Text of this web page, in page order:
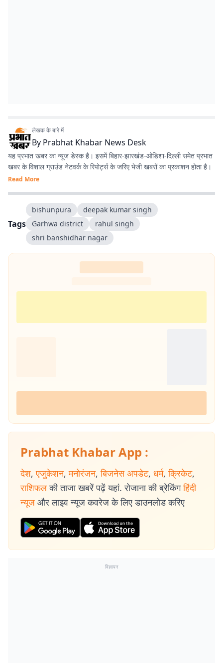
लेखक के बारे में
By Prabhat Khabar News Desk
यह प्रभात खबर का न्यूज डेस्क है। इसमें बिहार-झारखंड-ओडिशा-दिल्‍ली समेत प्रभात
खबर के विशाल ग्राउंड नेटवर्क के रिपोर्ट्स के जरिए भेजी खबरों का प्रकाशन होता है।
Read More
Tags
bishunpura
deepak kumar singh
Garhwa district
rahul singh
shri banshidhar nagar
Prabhat Khabar App :
देश, एजुकेशन, मनोरंजन, बिजनेस अपडेट, धर्म, क्रिकेट,
राशिफल की ताजा खबरें पढ़ें यहां. रोजाना की ब्रेकिंग हिंदी
न्यूज और लाइव न्यूज कवरेज के लिए डाउनलोड करिए
विज्ञापन